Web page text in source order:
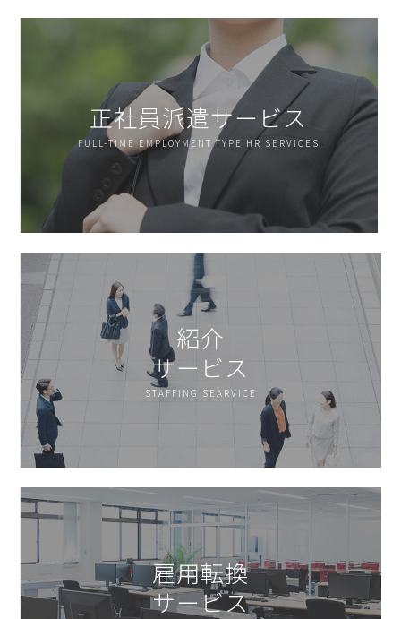
正社員派遣サービス
FULL-TIME EMPLOYMENT TYPE HR SERVICES
紹介
サービス
STAFFING SEARVICE
雇用転換
サービス